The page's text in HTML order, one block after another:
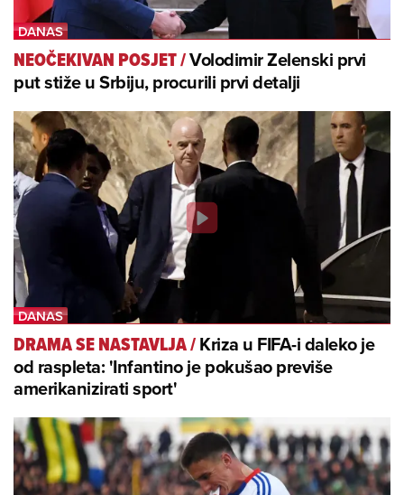
NEOČEKIVAN POSJET/Volodimir Zelenski prvi
put stiže u Srbiju, procurili prvi detalji
DRAMA SE NASTAVLJA/Kriza u FIFA-i daleko je
od raspleta: 'Infantino je pokušao previše
amerikanizirati sport'